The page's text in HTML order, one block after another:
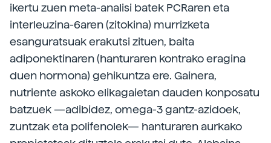
ikertu zuen meta-analisi batek PCRaren eta
interleuzina-6aren (zitokina) murrizketa
esanguratsuak erakutsi zituen, baita
adiponektinaren (hanturaren kontrako eragina
duen hormona) gehikuntza ere. Gainera,
nutriente askoko elikagaietan dauden konposatu
batzuek —adibidez, omega-3 gantz-azidoek,
zuntzak eta polifenolek­­— hanturaren aurkako